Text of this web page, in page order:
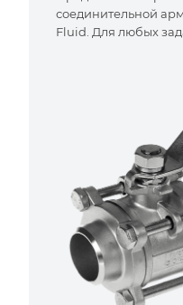
соединительной
Fluid. Для любых